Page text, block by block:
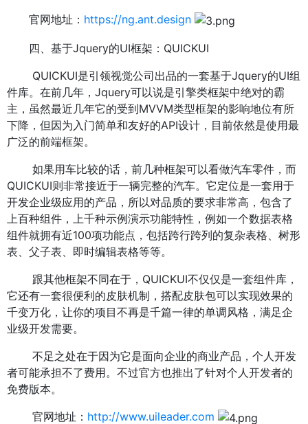
官网地址： https://ng.ant.design
四、基于Jquery的UI框架：QUICKUI
QUICKUI是引领视觉公司出品的一套基于Jquery的UI组
件库。在前几年，Jquery可以说是引擎类框架中绝对的霸
主，虽然最近几年它的受到MVVM类型框架的影响地位有所
下降，但因为入门简单和友好的API设计，目前依然是使用最
广泛的前端框架。
如果用车比较的话，前几种框架可以看做汽车零件，而
QUICKUI则非常接近于一辆完整的汽车。它定位是一套用于
开发企业级应用的产品，所以对品质的要求非常高，包含了
上百种组件，上千种示例演示功能特性，例如一个数据表格
组件就拥有近100项功能点，包括跨行跨列的复杂表格、树形
表、父子表、即时编辑表格等等。
跟其他框架不同在于，QUICKUI不仅仅是一套组件库，
它还有一套很便利的皮肤机制，搭配皮肤包可以实现效果的
千变万化，让你的项目不再是千篇一律的单调风格，满足企
业级开发需要。
不足之处在于因为它是面向企业的商业产品，个人开发
者可能承担不了费用。不过官方也推出了针对个人开发者的
免费版本。
官网地址： http://www.uileader.com